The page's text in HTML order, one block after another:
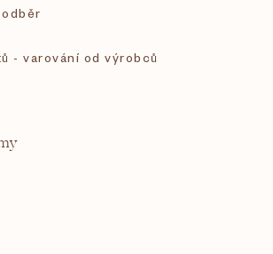
- varování od výrobců